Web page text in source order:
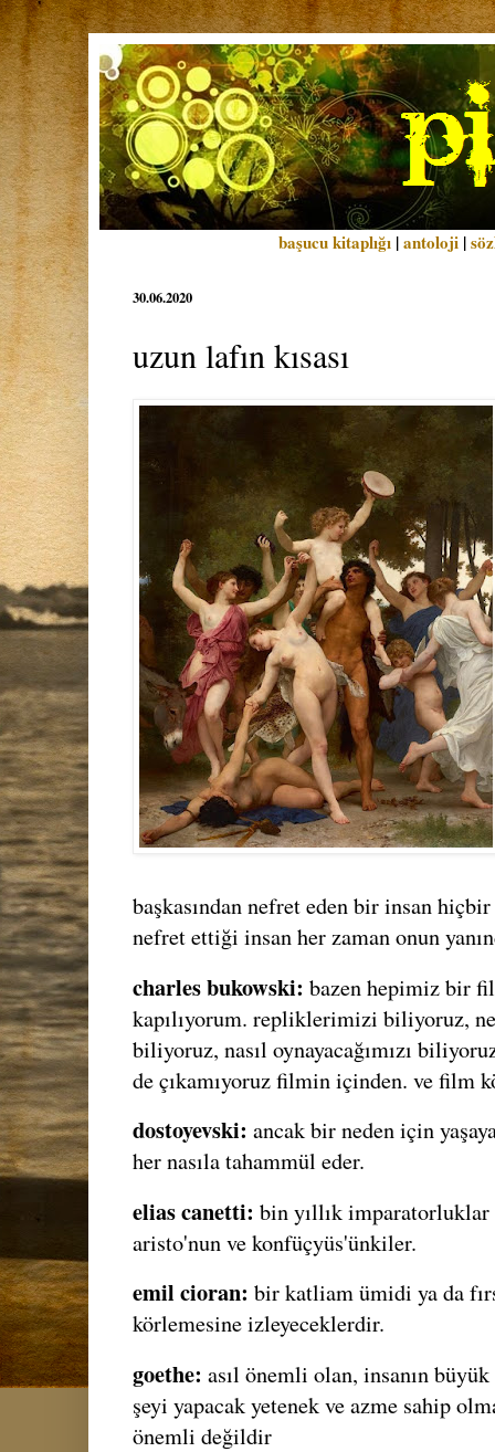
başucu kitaplığı |antoloji |
30.06.2020
uzun lafın kısası
başkasından nefret eden bir insan
nefret ettiği insan her zaman onun
charles bukowski: bazen hepimiz bir
kapılıyorum. repliklerimizi biliyoruz,
biliyoruz, nasıl oynayacağımızı
de çıkamıyoruz filmin içinden. ve film
dostoyevski: ancak bir neden için
her nasıla tahammül eder.
elias canetti: bin yıllık
aristo'nun ve konfüçyüs'ünkiler.
emil cioran: bir katliam ümidi ya da
körlemesine izleyeceklerdir.
goethe: asıl önemli olan, insanın
şeyi yapacak yetenek ve azme sahip
önemli değildir